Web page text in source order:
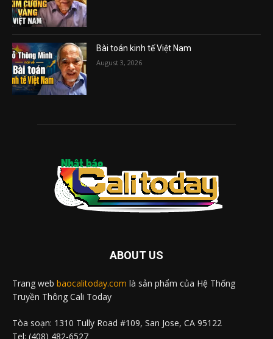
Bài toán kinh tế Việt Nam
August 3, 2026
ABOUT US
Trang web baocalitoday.com là sản phẩm của Hệ Thống
Truyền Thông Cali Today
Tòa soạn: 1310 Tully Road #109, San Jose, CA 95122
Tel: (408) 482-6527